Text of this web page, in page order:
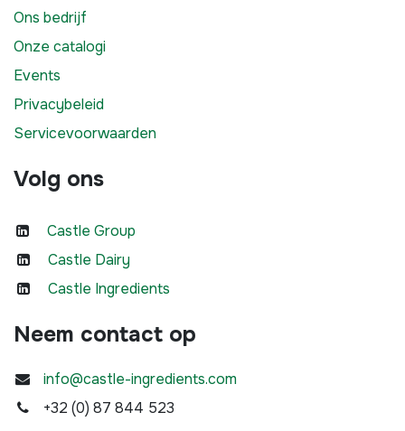
Ons bedrijf
Onze catalogi
Events
Privacybeleid
Servicevoorwaarden
Volg ons
Castle Group
Castle Dairy
Castle Ingredients
Neem contact op
info@castle-ingredients.com
+32 (0) 87 844 523